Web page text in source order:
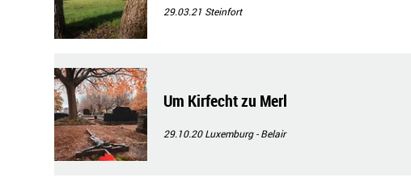
29.03.21 Steinfort
Um Kirfecht zu Merl
29.10.20Luxemburg - Belair